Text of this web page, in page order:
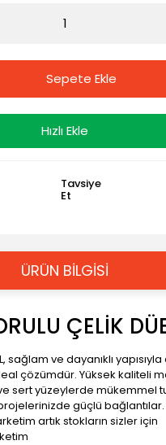
Sepete Ekle
Hızlı Ekle
Tavsiye
Et
ÜRÜN BİLGİSİ
ÇELİK
sağlam ve dayanıklı
çözümdür. Yüksek kaliteli
sert yüzeylerde mükemmel
güçlü
artık stokların sizler için